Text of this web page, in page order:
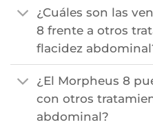
¿Cuáles son las
8 frente a otros
flacidez
¿El Morpheus 8
con otros
abdominal?